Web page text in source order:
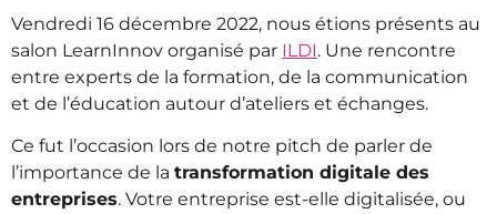
Vendredi 16 décembre 2022, nous étions présents au
salon LearnInnov organisé par ILDI. Une rencontre
entre experts de la formation, de la communication
et de l’éducation autour d’ateliers et échanges.
Ce fut l’occasion lors de notre pitch de parler de
l’importance de la transformation digitale des
entreprises. Votre entreprise est-elle digitalisée, ou